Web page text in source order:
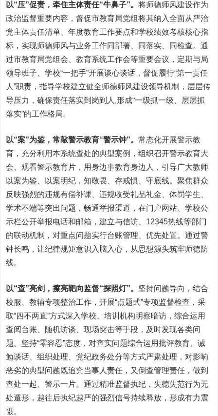
以“压”促责，牵住主体责任“牛鼻子”。将师德师风建设作为
政治监督重要内容，督促市教育局党组将其纳入全面从严治
党主体责任清单、年度教育工作要点和学校绩效考核核心指
标，实现师德师风与业务工作同部署、同落实、同检查。通
过市教育局党组会、教育系统工作会等重要会议，定期与局
领导班子、学校“一把手”开展谈心谈话，督促履行“第一责任
人”职责，指导学校建立健全师德师风建设领导机制，层层传
导压力，确保责任落实到岗到人,形成“一级抓一级、层层抓
落实”的工作格局。
以“案”为鉴，常敲警示教育“警示钟”。常态化开展警示教
育，充分利用本系统查处的典型案例，组织召开警示教育大
会、观看警示教育片，用身边事教育身边人，引导广大教师
以案为鉴、以案明纪，知敬畏、存戒惧、守底线。聚焦群众
反映强烈的违规有偿补课、违规收受礼品礼金、体罚学生、
学术不端等突出问题，畅通举报渠道，在门户网站、学校公
示栏公开举报电话和邮箱，建立与信访、12345热线等部门
的联动机制，对重点问题实行台账管理、优先处置。通过警
钟长鸣，让纪律规矩意识入脑入心，从思想源头筑牢师德防
线。
以“查”亮剑，擦亮靶向监督“探照灯”。 坚持问题导向，结合
校服、教辅专项整治工作，开展“点题式”专项监督检查，采
取“四不两直”方式深入学校、培训机构明察暗访，综合运用
查阅台账、随机访谈、现场突击等手段，及时发现各类问
题。坚持“零容忍”态度，对查实问题综合运用批评教育、诫
勉谈话、组织处理、党纪政务处分等方式严肃处理，对影响
恶劣的典型问题既追究当事人责任，又倒查管理责任，做到
查处一起、警示一片。通过精准监督执纪，失德失范行为无
处遁形，越往后执纪越严的强烈信号持续释放，形成有力震
慑。